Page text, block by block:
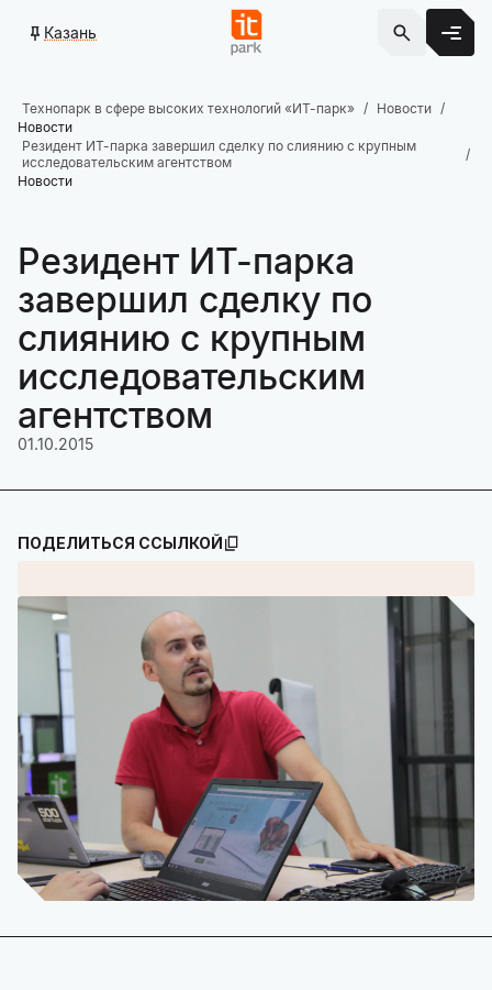
Казань
Технопарк в сфере высоких технологий «ИТ-парк»
Новости
Новости
Резидент ИТ-парка завершил сделку по слиянию с крупным
исследовательским агентством
Новости
Резидент ИТ-парка
завершил сделку по
слиянию с крупным
исследовательским
агентством
01.10.2015
ПОДЕЛИТЬСЯ ССЫЛКОЙ